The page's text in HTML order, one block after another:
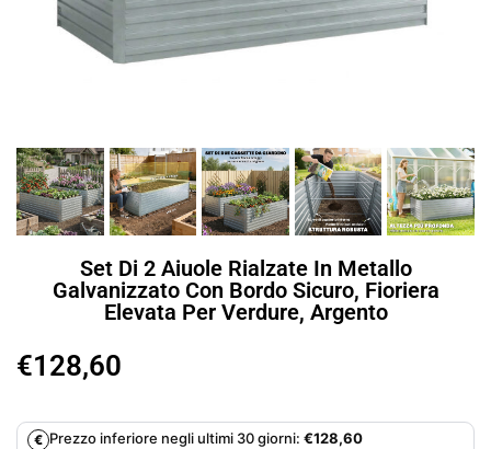
Set Di 2 Aiuole Rialzate In Metallo
Galvanizzato Con Bordo Sicuro, Fioriera
Elevata Per Verdure, Argento
€128,60
€ Prezzo inferiore negli ultimi 30 giorni: €128,60